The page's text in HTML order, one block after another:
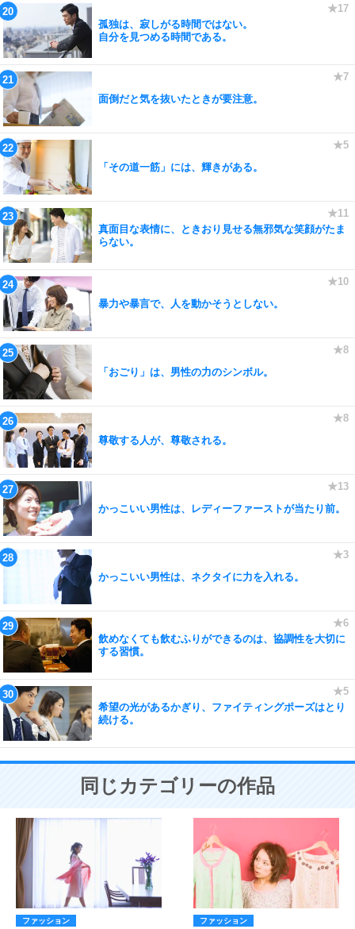
孤独は、寂しがる時間ではない。
自分を見つめる時間である。
面倒だと気を抜いたときが要注意。
「その道一筋」には、輝きがある。
真面目な表情に、ときおり見せる無邪気な笑顔がたま
らない。
暴力や暴言で、人を動かそうとしない。
「おごり」は、男性の力のシンボル。
尊敬する人が、尊敬される。
かっこいい男性は、レディーファーストが当たり前。
かっこいい男性は、ネクタイに力を入れる。
飲めなくても飲むふりができるのは、協調性を大切に
する習慣。
希望の光があるかぎり、ファイティングポーズはとり
続ける。
同じカテゴリーの作品
ファッション ファッション